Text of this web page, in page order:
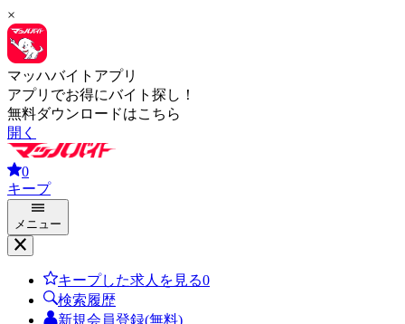
×
マッハバイトアプリ
アプリでお得にバイト探し！
無料ダウンロードはこちら
開く
0
キープ
メニュー
キープした求人を見る0
検索履歴
新規会員登録(無料)